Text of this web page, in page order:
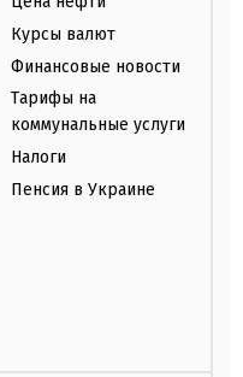
Курсы валют
Финансовые новости
Тарифы на
коммунальные услуги
Налоги
Пенсия в Украине